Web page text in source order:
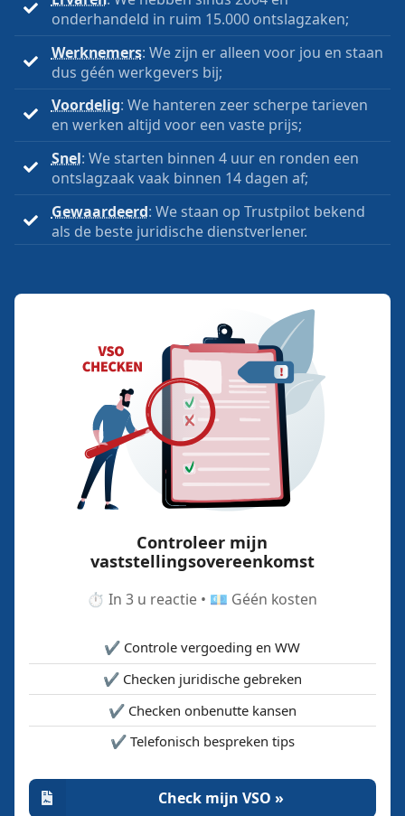
onderhandeld in ruim 15.000 ontslagzaken;
Werknemers: We zijn er alleen voor jou en staan
dus géén werkgevers bij;
Voordelig: We hanteren zeer scherpe tarieven
en werken altijd voor een vaste prijs;
Snel: We starten binnen 4 uur en ronden een
ontslagzaak vaak binnen 14 dagen af;
Gewaardeerd: We staan op Trustpilot bekend
als de beste juridische dienstverlener.
Controleer mijn
vaststellingsovereenkomst
⏱️ In 3 u reactie • 💶 Géén kosten
✔️ Controle vergoeding en WW
✔️ Checken juridische gebreken
✔️ Checken onbenutte kansen
✔️ Telefonisch bespreken tips
Check mijn VSO »